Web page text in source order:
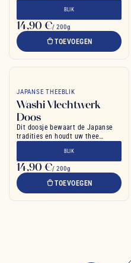
BLIK
14,90 €/ 200g
TOEVOEGEN
JAPANSE THEEBLIK
Washi Vlechtwerk
Doos
Dit doosje bewaart de Japanse
tradities en houdt uw thee
BLIK
14,90 €/ 200g
TOEVOEGEN